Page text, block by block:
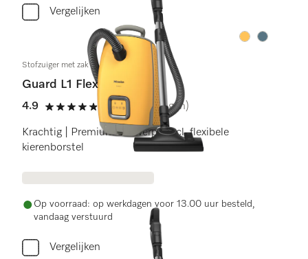
Vergelijken
Kleur:Kleur:
Stofzuiger met zak
Guard L1 Flex
4.9
4.9 sterren op 5
(9 beoordelingen)
Krachtig | Premium ontwerp | Incl. flexibele
kierenborstel
Op voorraad: op werkdagen voor 13.00 uur besteld,
vandaag verstuurd
Vergelijken